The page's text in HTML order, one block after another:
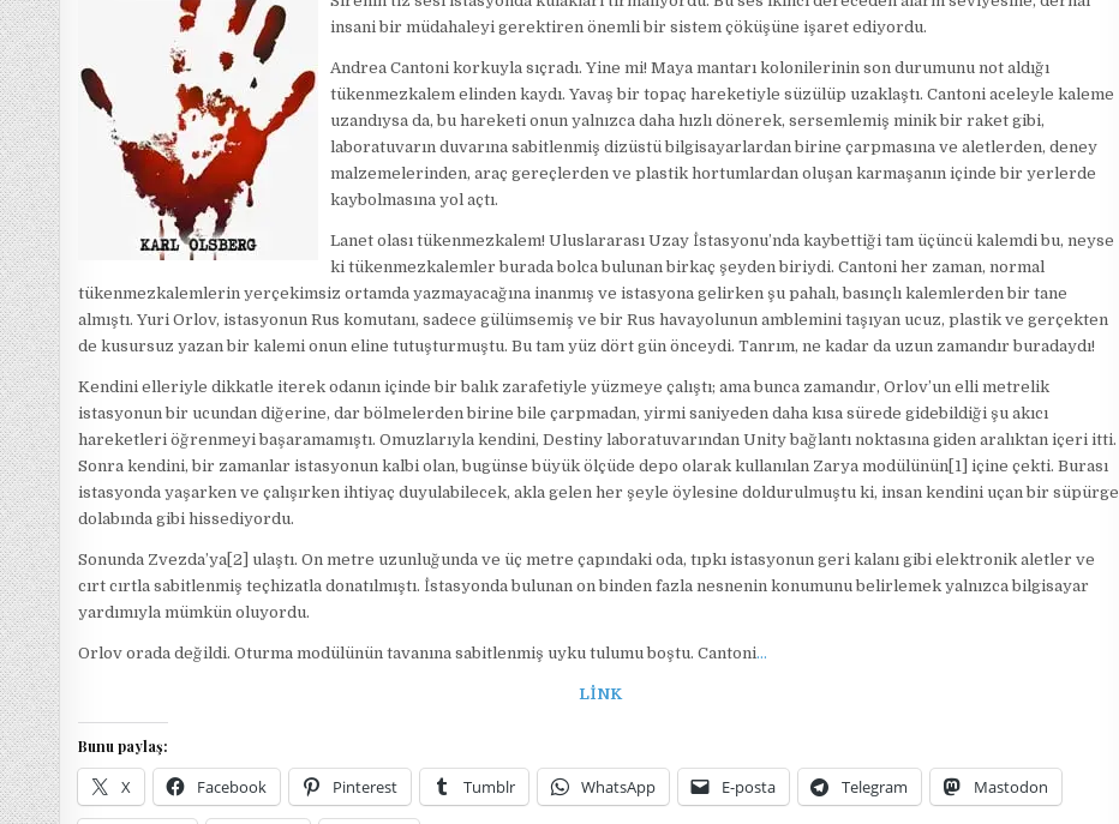
insani bir müdahaleyi gerektiren önemli bir sistem çöküşüne işaret ediyordu.
Andrea Cantoni korkuyla sıçradı. Yine mi! Maya mantarı kolonilerinin son durumunu not aldığı
tükenmezkalem elinden kaydı. Yavaş bir topaç hareketiyle süzülüp uzaklaştı. Cantoni aceleyle kaleme
uzandıysa da, bu hareketi onun yalnızca daha hızlı dönerek, sersemlemiş minik bir raket gibi,
laboratuvarın duvarına sabitlenmiş dizüstü bilgisayarlardan birine çarpmasına ve aletlerden, deney
malzemelerinden, araç gereçlerden ve plastik hortumlardan oluşan karmaşanın içinde bir yerlerde
kaybolmasına yol açtı.
Lanet olası tükenmezkalem! Uluslararası Uzay İstasyonu’nda kaybettiği tam üçüncü kalemdi bu, neyse
ki tükenmezkalemler burada bolca bulunan birkaç şeyden biriydi. Cantoni her zaman, normal
tükenmezkalemlerin yerçekimsiz ortamda yazmayacağına inanmış ve istasyona gelirken şu pahalı, basınçlı kalemlerden bir tane
almıştı. Yuri Orlov, istasyonun Rus komutanı, sadece gülümsemiş ve bir Rus havayolunun amblemini taşıyan ucuz, plastik ve gerçekten
de kusursuz yazan bir kalemi onun eline tutuşturmuştu. Bu tam yüz dört gün önceydi. Tanrım, ne kadar da uzun zamandır buradaydı!
Kendini elleriyle dikkatle iterek odanın içinde bir balık zarafetiyle yüzmeye çalıştı; ama bunca zamandır, Orlov’un elli metrelik
istasyonun bir ucundan diğerine, dar bölmelerden birine bile çarpmadan, yirmi saniyeden daha kısa sürede gidebildiği şu akıcı
hareketleri öğrenmeyi başaramamıştı. Omuzlarıyla kendini, Destiny laboratuvarından Unity bağlantı noktasına giden aralıktan içeri itti.
Sonra kendini, bir zamanlar istasyonun kalbi olan, bugünse büyük ölçüde depo olarak kullanılan Zarya modülünün[1] içine çekti. Burası
istasyonda yaşarken ve çalışırken ihtiyaç duyulabilecek, akla gelen her şeyle öylesine doldurulmuştu ki, insan kendini uçan bir süpürge
dolabında gibi hissediyordu.
Sonunda Zvezda’ya[2] ulaştı. On metre uzunluğunda ve üç metre çapındaki oda, tıpkı istasyonun geri kalanı gibi elektronik aletler ve
cırt cırtla sabitlenmiş teçhizatla donatılmıştı. İstasyonda bulunan on binden fazla nesnenin konumunu belirlemek yalnızca bilgisayar
yardımıyla mümkün oluyordu.
Orlov orada değildi. Oturma modülünün tavanına sabitlenmiş uyku tulumu boştu. Cantoni…
LİNK
Bunu paylaş:
X Facebook Pinterest Tumblr WhatsApp E-posta Telegram Mastodon